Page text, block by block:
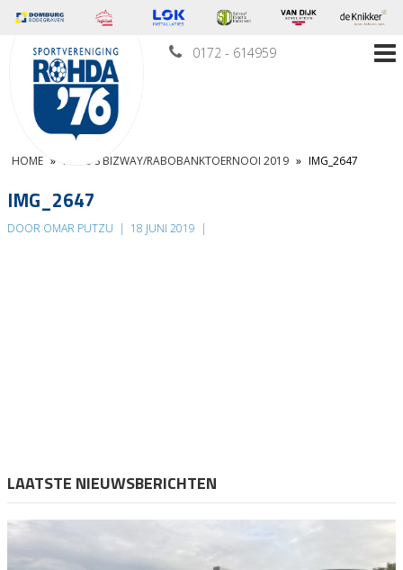
0172 - 614959
HOME » FOTO’S BIZWAY/RABOBANKTOERNOOI 2019 » IMG_2647
IMG_2647
DOOR OMAR PUTZU | 18 JUNI 2019 |
LAATSTE NIEUWSBERICHTEN